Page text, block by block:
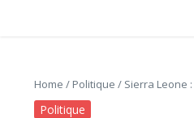
Home / Politique / Sierra Leone
Politique